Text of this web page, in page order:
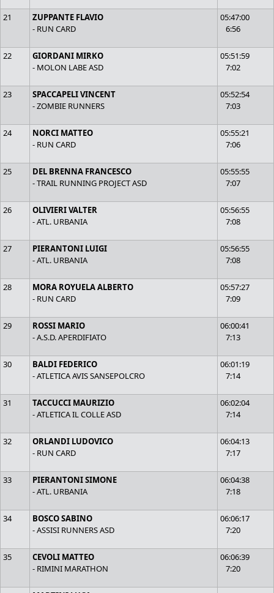
21
ZUPPANTE FLAVIO
- RUN CARD
05:47:00
6:56
22
GIORDANI MIRKO
- MOLON LABE ASD
05:51:59
7:02
23
SPACCAPELI VINCENT
- ZOMBIE RUNNERS
05:52:54
7:03
24
NORCI MATTEO
- RUN CARD
05:55:21
7:06
25
DEL BRENNA FRANCESCO
- TRAIL RUNNING PROJECT ASD
05:55:55
7:07
26
OLIVIERI VALTER
- ATL. URBANIA
05:56:55
7:08
27
PIERANTONI LUIGI
- ATL. URBANIA
05:56:55
7:08
28
MORA ROYUELA ALBERTO
- RUN CARD
05:57:27
7:09
29
ROSSI MARIO
- A.S.D. APERDIFIATO
06:00:41
7:13
30
BALDI FEDERICO
- ATLETICA AVIS SANSEPOLCRO
06:01:19
7:14
31
TACCUCCI MAURIZIO
- ATLETICA IL COLLE ASD
06:02:04
7:14
32
ORLANDI LUDOVICO
- RUN CARD
06:04:13
7:17
33
PIERANTONI SIMONE
- ATL. URBANIA
06:04:38
7:18
34
BOSCO SABINO
- ASSISI RUNNERS ASD
06:06:17
7:20
35
CEVOLI MATTEO
- RIMINI MARATHON
06:06:39
7:20